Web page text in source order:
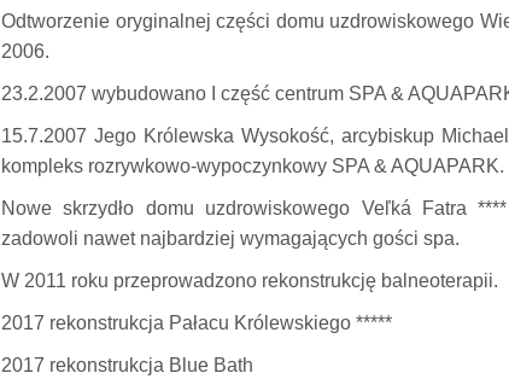
Odtworzenie oryginalnej części domu uzdrowiskowego
2006.
23.2.2007 wybudowano I część centrum SPA &
15.7.2007 Jego Królewska Wysokość, arcybiskup
kompleks rozrywkowo-wypoczynkowy SPA & AQUAPARK.
Nowe skrzydło domu uzdrowiskowego Veľká Fatra
zadowoli nawet najbardziej wymagających gości spa.
W 2011 roku przeprowadzono rekonstrukcję balneoterapii.
2017 rekonstrukcja Pałacu Królewskiego *****
2017 rekonstrukcja Blue Bath